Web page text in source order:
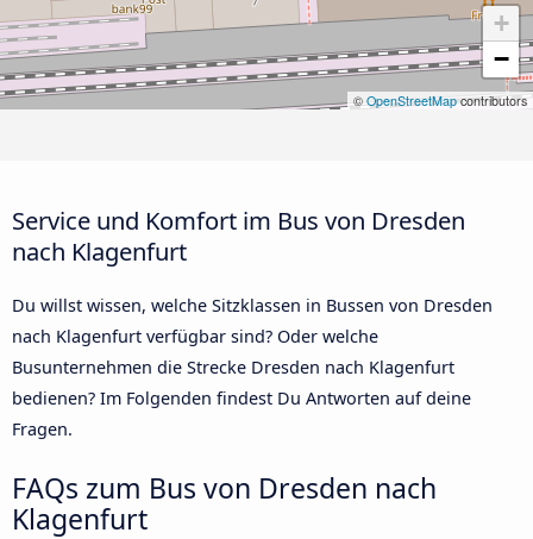
+
−
©OpenStreetMapcontributors
Service und Komfort im Bus von Dresden
nach Klagenfurt
Du willst wissen, welche Sitzklassen in Bussen von Dresden
nach Klagenfurt verfügbar sind? Oder welche
Busunternehmen die Strecke Dresden nach Klagenfurt
bedienen? Im Folgenden findest Du Antworten auf deine
Fragen.
FAQs zum Bus von Dresden nach
Klagenfurt